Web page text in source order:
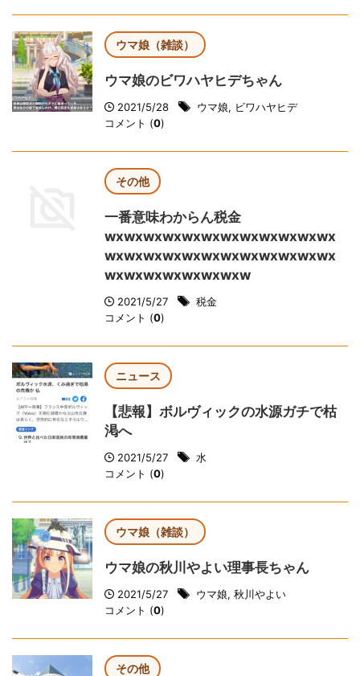
ウマ娘（雑談）
ウマ娘のビワハヤヒデちゃん
2021/5/28 ウマ娘, ビワハヤヒデ
コメント (0)
その他
一番意味わからん税金
wxwxwxwxwxwxwxwxwxwxwxwx
wxwxwxwxwxwxwxwxwxwxwxwx
wxwxwxwxwxwxwxw
2021/5/27
税金
コメント (0)
ニュース
【悲報】ボルヴィックの水源ガチで枯
渇へ
2021/5/27
水
コメント (0)
ウマ娘（雑談）
ウマ娘の秋川やよい理事長ちゃん
2021/5/27 ウマ娘, 秋川やよい
コメント (0)
その他